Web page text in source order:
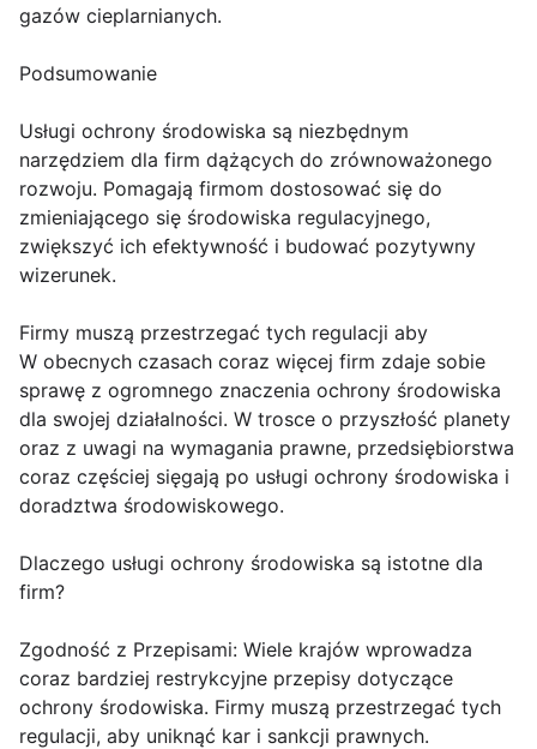
gazów cieplarnianych.
Podsumowanie
Usługi ochrony środowiska są niezbędnym
narzędziem dla firm dążących do zrównoważonego
rozwoju. Pomagają firmom dostosować się do
zmieniającego się środowiska regulacyjnego,
zwiększyć ich efektywność i budować pozytywny
wizerunek.
Firmy muszą przestrzegać tych regulacji aby
W obecnych czasach coraz więcej firm zdaje sobie
sprawę z ogromnego znaczenia ochrony środowiska
dla swojej działalności. W trosce o przyszłość planety
oraz z uwagi na wymagania prawne, przedsiębiorstwa
coraz częściej sięgają po usługi ochrony środowiska i
doradztwa środowiskowego.
Dlaczego usługi ochrony środowiska są istotne dla
firm?
Zgodność z Przepisami: Wiele krajów wprowadza
coraz bardziej restrykcyjne przepisy dotyczące
ochrony środowiska. Firmy muszą przestrzegać tych
regulacji, aby uniknąć kar i sankcji prawnych.